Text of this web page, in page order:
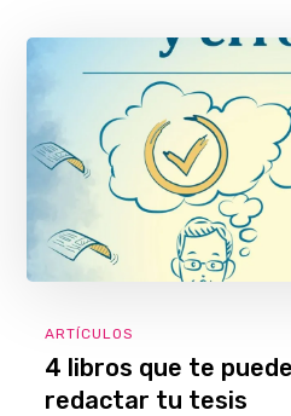
ARTÍCULOS
4 libros que te
redactar tu tesis